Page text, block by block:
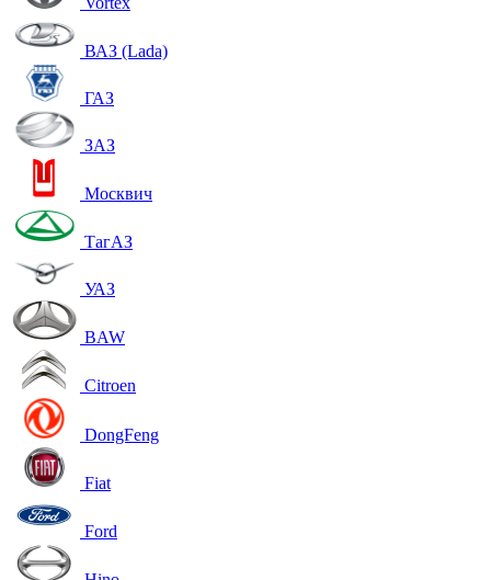
ВАЗ (Lada)
ГАЗ
ЗАЗ
Москвич
ТагАЗ
УАЗ
BAW
Citroen
DongFeng
Fiat
Ford